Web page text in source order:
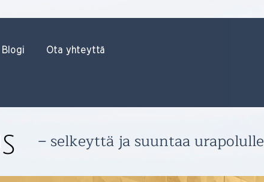
Blogi Ota yhteyttä
– selkeyttä ja suuntaa urapolulle